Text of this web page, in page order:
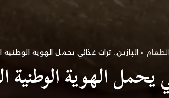
الطعام » البازين.. تراث غذائي يحمل الهوية الوطنية
الهوية الوطنية